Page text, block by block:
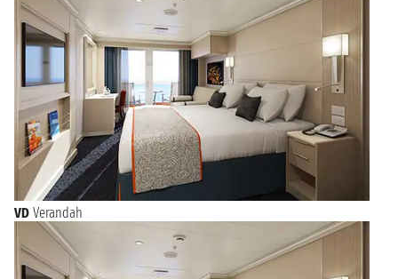
VD Verandah